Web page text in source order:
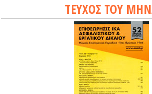
ΤΕΥΧΟΣ ΤΟΥ